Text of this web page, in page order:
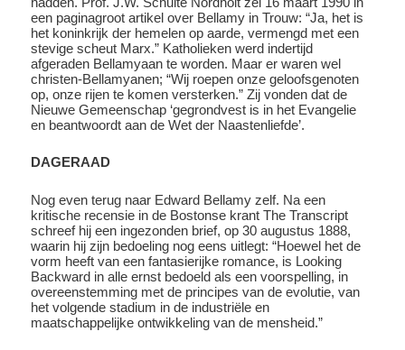
een paginagroot artikel over Bellamy in Trouw: “Ja, het is
het koninkrijk der hemelen op aarde, vermengd met een
stevige scheut Marx.” Katholieken werd indertijd
afgeraden Bellamyaan te worden. Maar er waren wel
christen-Bellamyanen; “Wij roepen onze geloofsgenoten
op, onze rijen te komen versterken.” Zij vonden dat de
Nieuwe Gemeenschap ‘gegrondvest is in het Evangelie
en beantwoordt aan de Wet der Naastenliefde’.
DAGERAAD
Nog even terug naar Edward Bellamy zelf. Na een
kritische recensie in de Bostonse krant The Transcript
schreef hij een ingezonden brief, op 30 augustus 1888,
waarin hij zijn bedoeling nog eens uitlegt: “Hoewel het de
vorm heeft van een fantasierijke romance, is Looking
Backward in alle ernst bedoeld als een voorspelling, in
overeenstemming met de principes van de evolutie, van
het volgende stadium in de industriële en
maatschappelijke ontwikkeling van de mensheid.”